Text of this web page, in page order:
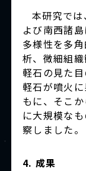
本研究で
よび南西諸
多様性を多
析、微細組織
軽石の見た
軽石が噴火
もに、そこ
に大規模な
察しました。
4. 成果